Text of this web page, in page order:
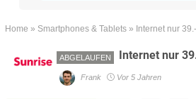
Home » Smartphones & Tablets » Internet nur
ABGELAUFEN Internet nur
Frank Vor 5 Jahren